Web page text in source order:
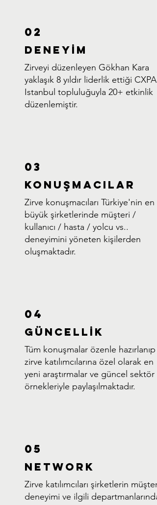
02
DENEYİM
Zirveyi düzenleyen Gökhan Kara
yaklaşık 8 yıldır liderlik ettiği CXPA
Istanbul topluluğuyla 20+ etkinlik
düzenlemiştir.
03
KONUŞMACILAR
Zirve konuşmacıları Türkiye'nin en
büyük şirketlerinde müşteri /
kullanıcı / hasta / yolcu vs..
deneyimini yöneten kişilerden
oluşmaktadır.
04
GÜNCELLİK
Tüm konuşmalar özenle hazırlanıp
zirve katılımcılarına özel olarak en
yeni araştırmalar ve güncel sektör
örnekleriyle paylaşılmaktadır.
05
NETWORK
Zirve katılımcıları şirketlerin müşteri
deneyimi ve ilgili departmanlarında